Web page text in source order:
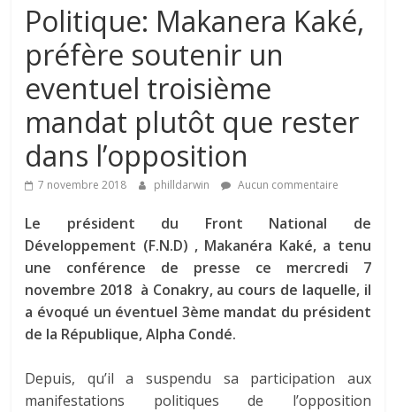
Politique: Makanera Kaké,
préfère soutenir un
eventuel troisième
mandat plutôt que rester
dans l’opposition
7 novembre 2018 philldarwin Aucun commentaire
Le président du Front National de
Développement (F.N.D) , Makanéra Kaké, a tenu
une conférence de presse ce mercredi 7
novembre 2018 à Conakry, au cours de laquelle, il
a évoqué un éventuel 3ème mandat du président
de la République, Alpha Condé.
Depuis, qu’il a suspendu sa participation aux
manifestations politiques de l’opposition